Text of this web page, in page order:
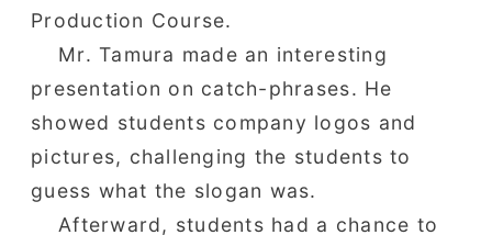
Production Course.
Mr. Tamura made an interesting
presentation on catch-phrases. He
showed students company logos and
pictures, challenging the students to
guess what the slogan was.
Afterward, students had a chance to